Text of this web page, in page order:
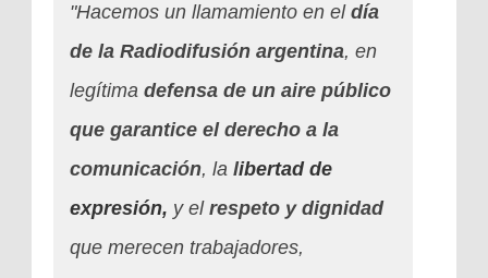
"Hacemos un llamamiento en el día
de la Radiodifusión argentina, en
legítima defensa de un aire público
que garantice el derecho a la
comunicación, la libertad de
expresión, y el respeto y dignidad
que merecen trabajadores,